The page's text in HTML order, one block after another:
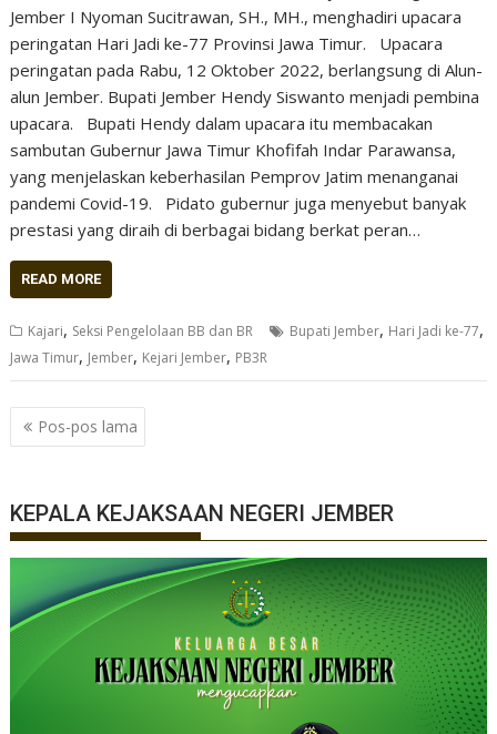
Jember I Nyoman Sucitrawan, SH., MH., menghadiri upacara
peringatan Hari Jadi ke-77 Provinsi Jawa Timur. Upacara
peringatan pada Rabu, 12 Oktober 2022, berlangsung di Alun-
alun Jember. Bupati Jember Hendy Siswanto menjadi pembina
upacara. Bupati Hendy dalam upacara itu membacakan
sambutan Gubernur Jawa Timur Khofifah Indar Parawansa,
yang menjelaskan keberhasilan Pemprov Jatim menanganai
pandemi Covid-19. Pidato gubernur juga menyebut banyak
prestasi yang diraih di berbagai bidang berkat peran…
READ MORE
Kajari, Seksi Pengelolaan BB dan BR Bupati Jember, Hari Jadi ke-77,
Jawa Timur, Jember, Kejari Jember, PB3R
Navigasi
pos
Pos-pos lama
KEPALA KEJAKSAAN NEGERI JEMBER